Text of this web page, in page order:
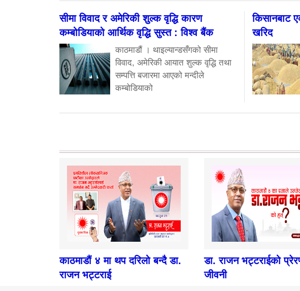
सीमा विवाद र अमेरिकी शुल्क वृद्धि कारण
कम्बोडियाको आर्थिक वृद्धि सुस्त : विश्व बैंक
काठमाडौं । थाइल्यान्डसँगको सीमा
विवाद, अमेरिकी आयात शुल्क वृद्धि तथा
सम्पत्ति बजारमा आएको मन्दीले
कम्बोडियाको
किसानबाट
खरिद
काठमाडौं ४ मा थप दरिलो बन्दै डा.
राजन भट्टराई
डा. राजन भट्टराईको
जीवनी